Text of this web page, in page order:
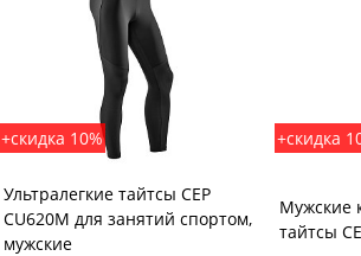
+скидка 10%
Ультралегкие тайтсы CEP
CU620M для занятий спортом,
мужские
+скидка
Мужские
тайтсы